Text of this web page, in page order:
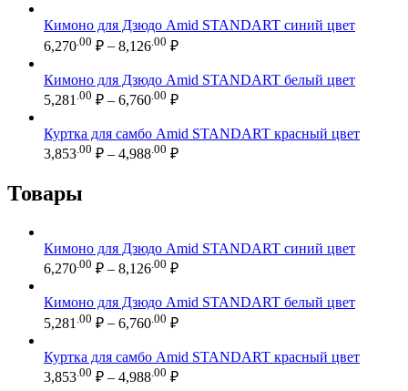
Кимоно для Дзюдо Amid STANDART синий цвет
6,270 .00 ₽ – 8,126 .00 ₽Диапазон
6,270.00 ₽
–
Кимоно для Дзюдо Amid STANDART белый цвет
5,281 .00 ₽ – 6,760 .00 ₽Диапазон
5,281.00 ₽
–
Куртка для самбо Amid STANDART красный цвет
3,853.00 ₽ – 4,988.00 ₽Диапазон
Товары
Кимоно для Дзюдо Amid STANDART синий цвет
6,270.00 ₽ – 8,126.00 ₽Диапазон
6,270.00 ₽
–
Кимоно для Дзюдо Amid STANDART белый цвет
5,281 .00 ₽ – 6,760 .00 ₽Диапазон
5,281.00 ₽
–
Куртка для самбо Amid STANDART красный цвет
3,853 .00 ₽ – 4,988 .00 ₽Диапазон